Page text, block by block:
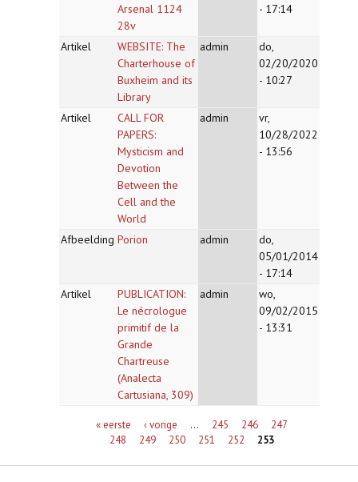
Arsenal 1124
28v
- 17:14
Artikel
WEBSITE: The
Charterhouse of
Buxheim and its
Library
admin
do,
02/20/2020
- 10:27
Artikel
CALL FOR
PAPERS:
Mysticism and
Devotion
Between the
Cell and the
World
admin
vr,
10/28/2022
- 13:56
Afbeelding Porion admin
do,
05/01/2014
- 17:14
Artikel
PUBLICATION:
Le nécrologue
primitif de la
Grande
Chartreuse
(Analecta
Cartusiana, 309)
admin
wo,
09/02/2015
- 13:31
Pagina's« eerste ‹ vorige … 245 246
247
248
249 250 251 252 253